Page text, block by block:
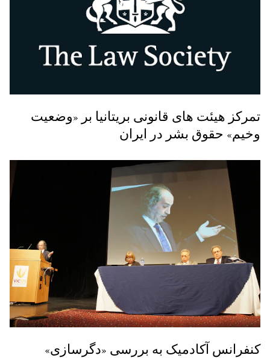
تمرکز هیئت های قانونی بریتانیا بر «وضعیت
وخیم» حقوق بشر در ایران
کنفرانس آکادمیک به بررسی «دگرسازی»